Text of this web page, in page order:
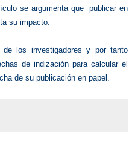
se argumenta que publicar en
su impacto.
de los investigadores y por tanto
de indización para calcular el
de su publicación en papel.